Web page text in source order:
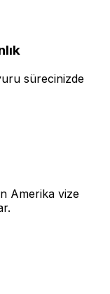
sürecinizde
Amerika vize